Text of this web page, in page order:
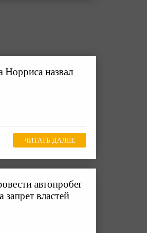
назвал
ЧИТАТЬ ДАЛЕЕ
автопробег
властей